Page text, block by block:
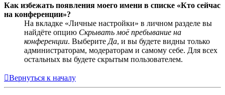
Как избежать появления моего имени в списке «Кто сейчас
на конференции»?
На вкладке «Личные настройки» в личном разделе вы
найдёте опцию Скрывать моё пребывание на
конференции. Выберите Да, и вы будете видны только
администраторам, модераторам и самому себе. Для всех
остальных вы будете скрытым пользователем.
Вернуться к началу